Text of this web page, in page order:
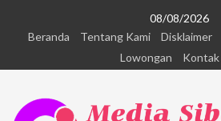
08/08/2026
Beranda
Tentang Kami Disklaimer
Lowongan
Kontak